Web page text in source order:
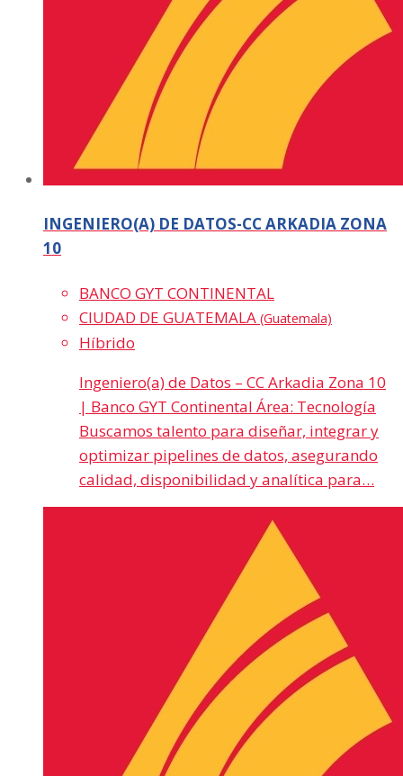
INGENIERO(A) DE DATOS-CC ARKADIA ZONA
10
BANCO GYT CONTINENTAL
CIUDAD DE GUATEMALA (Guatemala)
Híbrido
Ingeniero(a) de Datos – CC Arkadia Zona 10
| Banco GYT Continental Área: Tecnología
Buscamos talento para diseñar, integrar y
optimizar pipelines de datos, asegurando
calidad, disponibilidad y analítica para…